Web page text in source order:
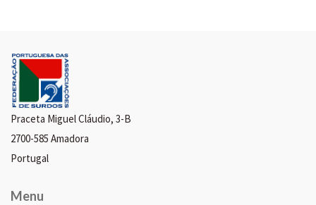
Praceta Miguel Cláudio, 3-B
2700-585 Amadora
Portugal
Menu